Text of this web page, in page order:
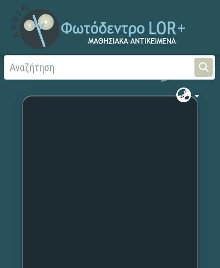
Αρχική Χωρίς τίτλο